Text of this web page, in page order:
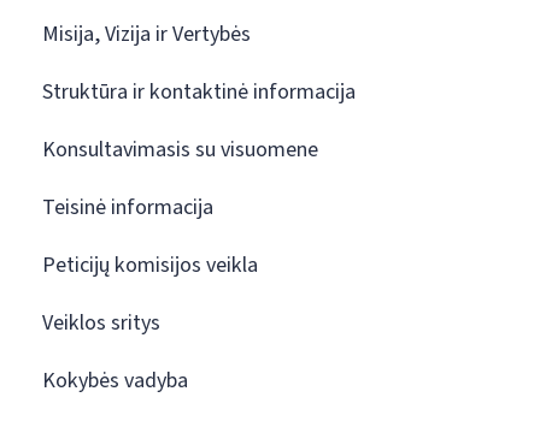
Misija, Vizija ir Vertybės
Struktūra ir kontaktinė informacija
Konsultavimasis su visuomene
Teisinė informacija
Peticijų komisijos veikla
Veiklos sritys
Kokybės vadyba